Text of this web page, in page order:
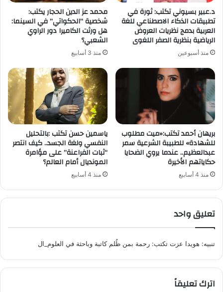
د.عبير بسيوني تكتب: ثورة في
تطبيقات الذكاء الاصطناعي للغة
العربية بدمج نظريات العروض
الرياضية بنظرية الصفر اللغوى
منذ أسبوعين
محمد عز الدين الحجار يكتب:
شخصية “الحكواتي” في السينما:
هل ورثت الكاميرا دور الراوي
الشعبي؟
منذ 3 أسابيع
بريهان أحمد تكتب:«ميت مطلوب
للشهادة» للطبيبة الشرعية سمر
عبدالعظيم.. عندما يروي الضحايا
حكاياتهم الأخيرة
منذ 4 أسابيع
ياسمين حسن تكتب :​بالتحليل
النفسي ولغة الجسد.. كيف انتصر
“ثبات الفراعنة” على مؤامرة
المونديال أمام العالم؟
منذ 4 أسابيع
تعليق واحد
تنبيه: هويدا عزت تكتب: رحمة بمن ظُلم كاتبة وباحثة في العلوم_ال
اترك تعليقاً